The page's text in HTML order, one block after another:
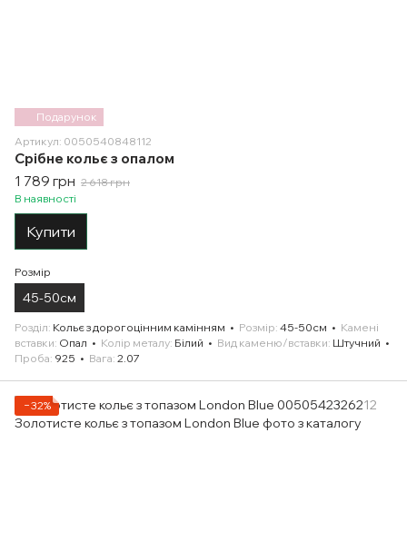
Подарунок
Артикул: 0050540848112
Срібне кольє з опалом
1 789 грн 2 618 грн
В наявності
Купити
Розмір
45-50см
Розділ Кольє з дорогоцінним камінням Розмір 45-50см
Камені
вставки Опал Колір металу Білий Вид каменю/вставки Штучний
Проба 925 Вага 2.07
−32%